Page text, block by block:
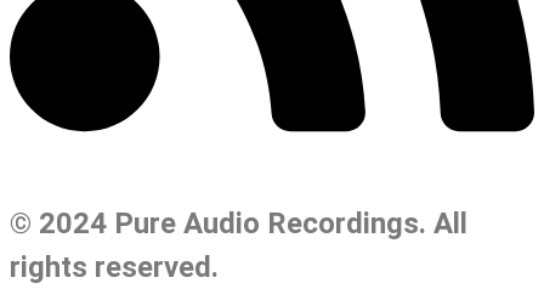
© 2024 Pure Audio Recordings. All
rights reserved.